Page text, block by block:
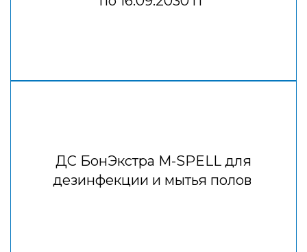
ДС БонЭкстра M-SPELL для
дезинфекции и мытья полов